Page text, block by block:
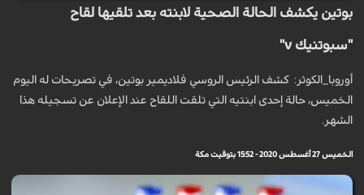
بوتين يكشف الحالة الصحية لابنته بعد تلقيها لقاح
"سبوتنيك v"
أوروبا_الكوثر: كشف الرئيس الروسي فلاديمير بوتين، في تصريحات له اليوم
الخميس، حالة إحدى ابنتيه التي تلقت اللقاح عند الإعلان عن تسجيله هذا
الشهر.
الخميس 27 أغسطس 2020 - 15:52 بتوقيت مكة